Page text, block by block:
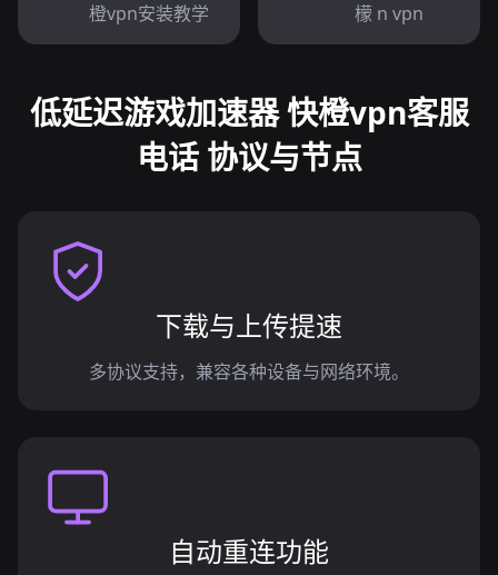
橙vpn安装教学
檬 n vpn
低延迟游戏加速器 快橙vpn客服
电话 协议与节点
下载与上传提速
多协议支持，兼容各种设备与网络环境。
自动重连功能